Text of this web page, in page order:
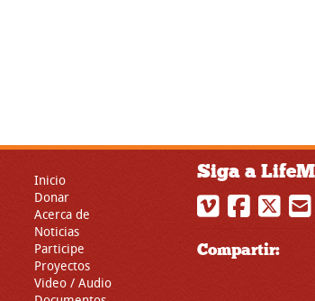
Inicio
Donar
Acerca de
Noticias
Participe
Proyectos
Video / Audio
Siga a
Compartir: